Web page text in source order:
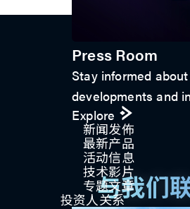
Press Room
Stay informed
developments and
Explore
新闻发佈
最新产品
活动信息
技术影片
专题文章
投资人关系与我们